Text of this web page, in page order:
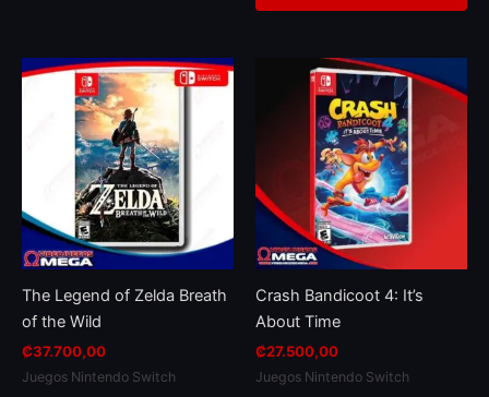
The Legend of Zelda Breath
of the Wild
₡37.700,00
Juegos Nintendo Switch
Crash Bandicoot 4: It’s
About Time
₡27.500,00
Juegos Nintendo Switch